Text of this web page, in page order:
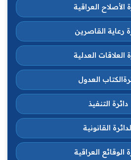
الأصلاح العراقية
رعاية القاصرين
العلاقات العدلية
العدول
دائرة التنفيذ
القانونية
الوقائع العراقية